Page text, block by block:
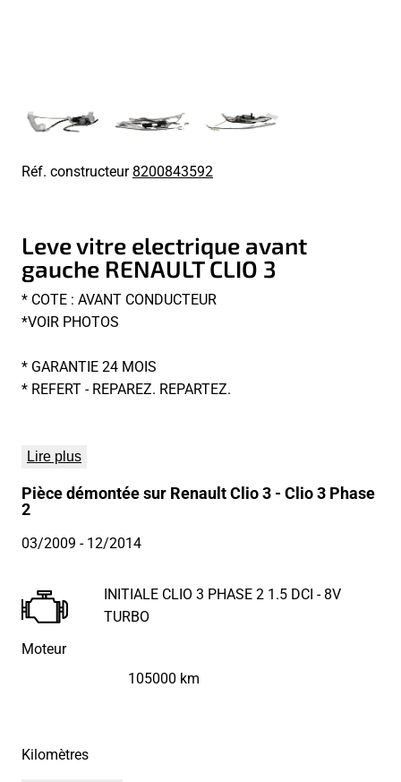
Réf. constructeur8200843592
Leve vitre electrique avant
gauche RENAULT CLIO 3
* COTE : AVANT CONDUCTEUR
*VOIR PHOTOS
* GARANTIE 24 MOIS
* REFERT - REPAREZ. REPARTEZ.
Lire plus
Pièce démontée sur Renault Clio 3 - Clio 3 Phase
2
03/2009 - 12/2014
Moteur
INITIALE CLIO 3 PHASE 2 1.5 DCI - 8V
TURBO
Kilomètres
105000 km